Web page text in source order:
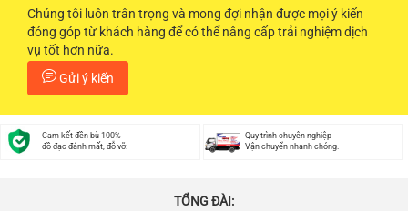
Chúng tôi luôn trân trọng và mong đợi nhận được mọi ý kiến
đóng góp từ khách hàng để có thể nâng cấp trải nghiệm dịch
vụ tốt hơn nữa.
Gửi ý kiến
Cam kết đền bù 100%
đồ đạc đánh mất, đỗ vỡ.
Quy trình chuyên nghiệp
Vận chuyển nhanh chóng.
TỔNG ĐÀI: